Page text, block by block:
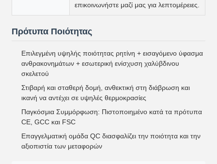
επικοινωνήστε μαζί μας για λεπτομέρειες.
Πρότυπα Ποιότητας
Επιλεγμένη υψηλής ποιότητας ρητίνη + εισαγόμενο ύφασμα
ανθρακονημάτων + εσωτερική ενίσχυση χαλύβδινου
σκελετού
Στιβαρή και σταθερή δομή, ανθεκτική στη διάβρωση και
ικανή να αντέχει σε υψηλές θερμοκρασίες
Παγκόσμια Συμμόρφωση: Πιστοποιημένο κατά τα πρότυπα
CE, GCC και FSC
Επαγγελματική ομάδα QC διασφαλίζει την ποιότητα και την
αξιοπιστία των μεταφορών